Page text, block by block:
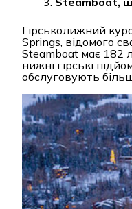
Гірськолижний
Springs, відомого
Steamboat має 182
нижні гірські
обслуговують